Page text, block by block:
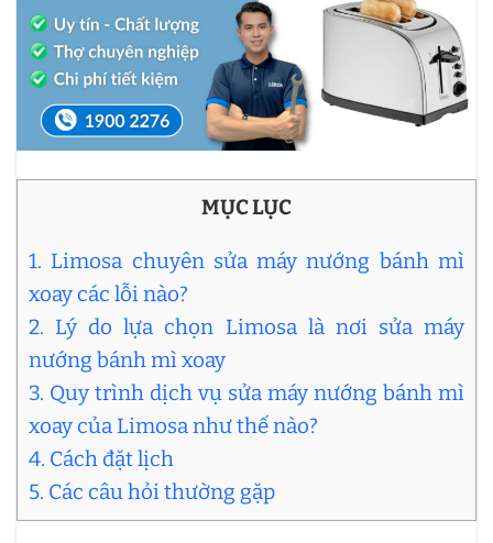
MỤC LỤC
1. Limosa chuyên sửa máy nướng bánh mì
xoay các lỗi nào?
2. Lý do lựa chọn Limosa là nơi sửa máy
nướng bánh mì xoay
3. Quy trình dịch vụ sửa máy nướng bánh mì
xoay của Limosa như thế nào?
4. Cách đặt lịch
5. Các câu hỏi thường gặp